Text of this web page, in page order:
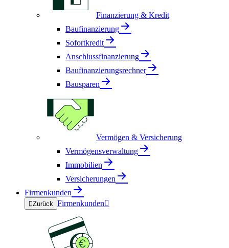
Finanzierung & Kredit
Baufinanzierung
Sofortkredit
Anschlussfinanzierung
Baufinanzierungsrechner
Bausparen
Vermögen & Versicherung
Vermögensverwaltung
Immobilien
Versicherungen
Firmenkunden
Zurück Firmenkunden